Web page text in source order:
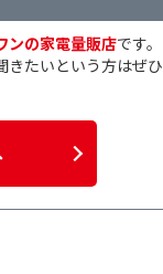
ンの家電量販店です。
きたいという方はぜひ